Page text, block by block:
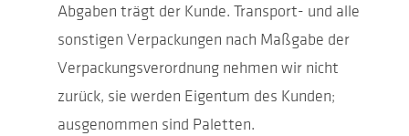
Abgaben trägt der Kunde. Transport- und alle
sonstigen Verpackungen nach Maßgabe der
Verpackungsverordnung nehmen wir nicht
zurück, sie werden Eigentum des Kunden;
ausgenommen sind Paletten.